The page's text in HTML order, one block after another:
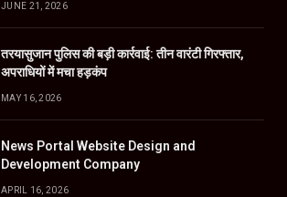
JUNE 21, 2026
तरयासुजान पुलिस की बड़ी कार्रवाई: तीन वारंटी गिरफ्तार,
अपराधियों में मचा हड़कंप
MAY 16, 2026
News Portal Website Design and
Development Company
APRIL 16, 2026